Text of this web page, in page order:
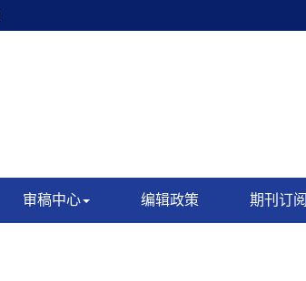
审稿中心 编辑政策 期刊订阅